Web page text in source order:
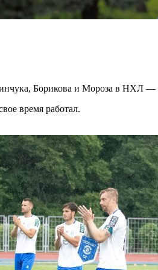
Борикова и Мороза в НХЛ —
время работал.